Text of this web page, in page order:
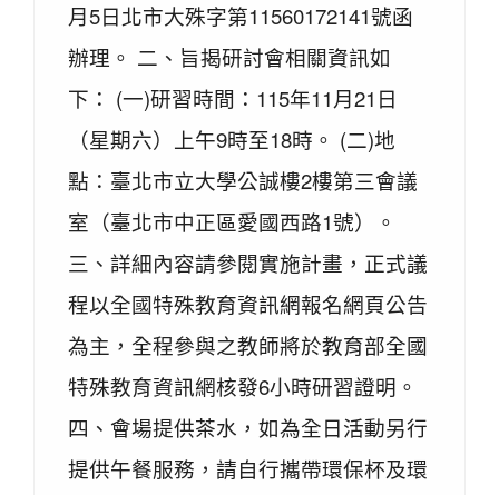
月5日北市大殊字第11560172141號函
辦理。 二、旨揭研討會相關資訊如
下： (一)研習時間：115年11月21日
（星期六）上午9時至18時。 (二)地
點：臺北市立大學公誠樓2樓第三會議
室（臺北市中正區愛國西路1號）。
三、詳細內容請參閱實施計畫，正式議
程以全國特殊教育資訊網報名網頁公告
為主，全程參與之教師將於教育部全國
特殊教育資訊網核發6小時研習證明。
四、會場提供茶水，如為全日活動另行
提供午餐服務，請自行攜帶環保杯及環